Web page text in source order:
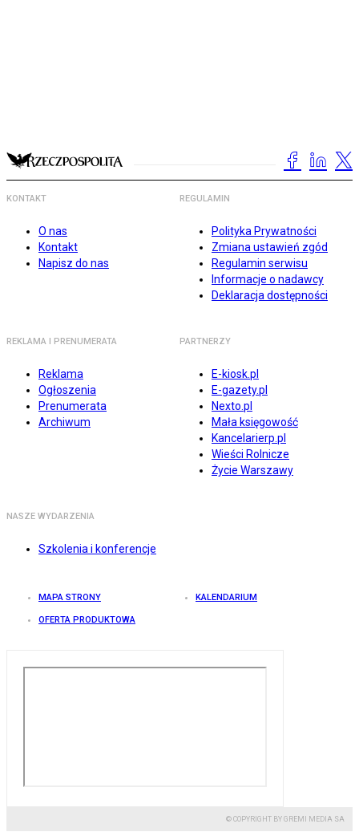
KONTAKT
O nas
Kontakt
Napisz do nas
REGULAMIN
Polityka Prywatności
Zmiana ustawień zgód
Regulamin serwisu
Informacje o nadawcy
Deklaracja dostępności
REKLAMA I PRENUMERATA
Reklama
Ogłoszenia
Prenumerata
Archiwum
PARTNERZY
E-kiosk.pl
E-gazety.pl
Nexto.pl
Mała księgowość
Kancelarierp.pl
Wieści Rolnicze
Życie Warszawy
NASZE WYDARZENIA
Szkolenia i konferencje
MAPA STRONY KALENDARIUM
OFERTA PRODUKTOWA
© COPYRIGHT BY GREMI MEDIA SA